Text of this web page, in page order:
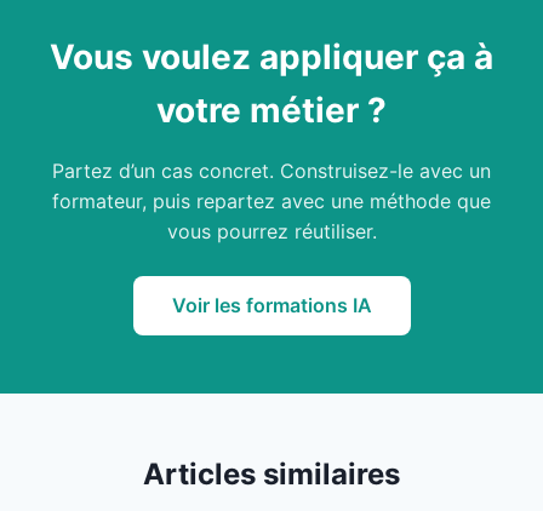
Vous voulez appliquer ça à
votre métier ?
Partez d’un cas concret. Construisez-le avec un
formateur, puis repartez avec une méthode que
vous pourrez réutiliser.
Voir les formations IA
Articles similaires